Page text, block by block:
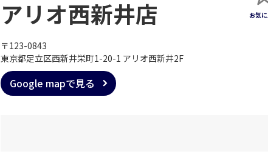
アリオ西新井店
〒123-0843
東京都足立区西新井栄町1-20-1 アリオ西新井2F
Google mapで見る